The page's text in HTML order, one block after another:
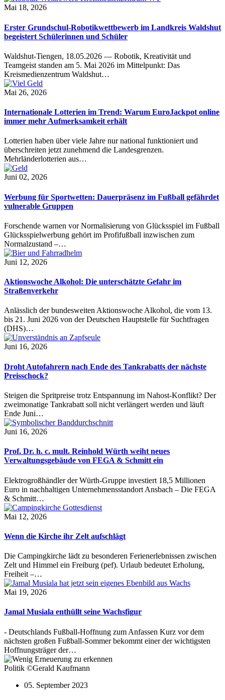
Mai 18, 2026
Erster Grundschul-Robotikwettbewerb im Landkreis Waldshut
begeistert Schülerinnen und Schüler
Waldshut-Tiengen, 18.05.2026 — Robotik, Kreativität und
Teamgeist standen am 5. Mai 2026 im Mittelpunkt: Das
Kreismedienzentrum Waldshut…
Mai 26, 2026
Internationale Lotterien im Trend: Warum EuroJackpot online
immer mehr Aufmerksamkeit erhält
Lotterien haben über viele Jahre nur national funktioniert und
überschreiten jetzt zunehmend die Landesgrenzen.
Mehrländerlotterien aus…
Juni 02, 2026
Werbung für Sportwetten: Dauerpräsenz im Fußball gefährdet
vulnerable Gruppen
Forschende warnen vor Normalisierung von Glücksspiel im Fußball
Glücksspielwerbung gehört im Profifußball inzwischen zum
Normalzustand –…
Juni 12, 2026
Aktionswoche Alkohol: Die unterschätzte Gefahr im
Straßenverkehr
Anlässlich der bundesweiten Aktionswoche Alkohol, die vom 13.
bis 21. Juni 2026 von der Deutschen Hauptstelle für Suchtfragen
(DHS)…
Juni 16, 2026
Droht Autofahrern nach Ende des Tankrabatts der nächste
Preisschock?
Steigen die Spritpreise trotz Entspannung im Nahost-Konflikt? Der
zweimonatige Tankrabatt soll nicht verlängert werden und läuft
Ende Juni…
Juni 16, 2026
Prof. Dr. h. c. mult. Reinhold Würth weiht neues
Verwaltungsgebäude von FEGA & Schmitt ein
Elektrogroßhändler der Würth-Gruppe investiert 18,5 Millionen
Euro in nachhaltigen Unternehmensstandort Ansbach – Die FEGA
& Schmitt…
Mai 12, 2026
Wenn die Kirche ihr Zelt aufschlägt
Die Campingkirche lädt zu besonderen Ferienerlebnissen zwischen
Zelt und Himmel ein Freiburg (pef). Urlaub bedeutet Erholung,
Freiheit –…
Mai 19, 2026
Jamal Musiala enthüllt seine Wachsfigur
- Deutschlands Fußball-Hoffnung zum Anfassen Kurz vor dem
nächsten großen Fußball-Sommer bekommt einer der wichtigsten
Hoffnungsträger der…
Politik ©Gerald Kaufmann
05. September 2023